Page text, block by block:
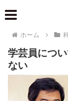
ホーム
学芸員につ
ない